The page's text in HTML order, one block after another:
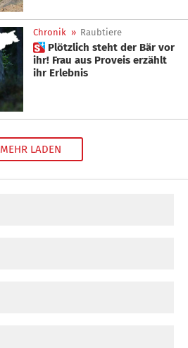
Chronik » Raubtiere
 Plötzlich steht der Bär vor
ihr! Frau aus Proveis erzählt
ihr Erlebnis
MEHR LADEN